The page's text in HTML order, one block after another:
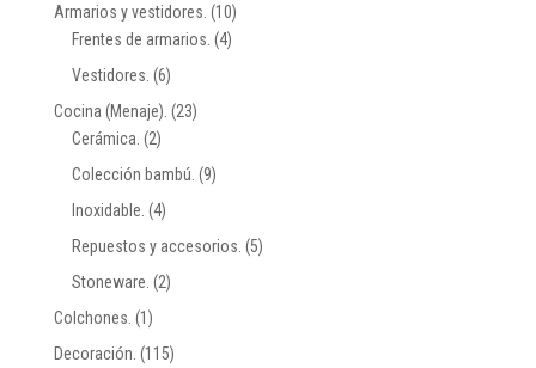
Armarios y vestidores. (10)
Frentes de armarios. (4)
Vestidores. (6)
Cocina (Menaje). (23)
Cerámica. (2)
Colección bambú. (9)
Inoxidable. (4)
Repuestos y accesorios. (5)
Stoneware. (2)
Colchones. (1)
Decoración. (115)